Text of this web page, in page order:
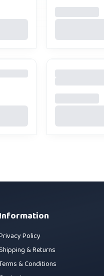
Information
Policy
& Returns
& Conditions